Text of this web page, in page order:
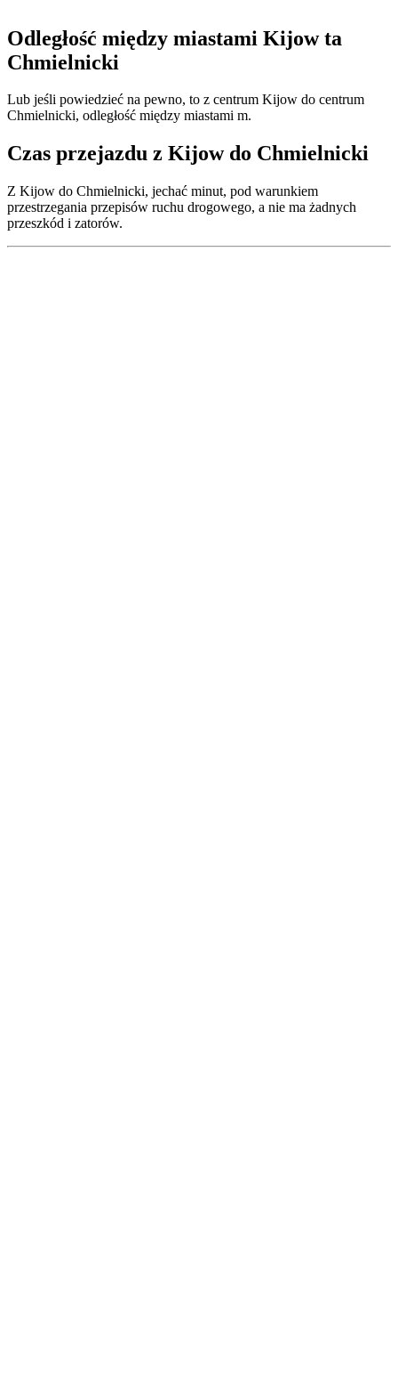
Odległość między miastami Kijow ta
Chmielnicki
Lub jeśli powiedzieć na pewno, to z centrum Kijow do centrum
Chmielnicki, odległość między miastami m.
Czas przejazdu z Kijow do Chmielnicki
Z Kijow do Chmielnicki, jechać minut, pod warunkiem
przestrzegania przepisów ruchu drogowego, a nie ma żadnych
przeszkód i zatorów.